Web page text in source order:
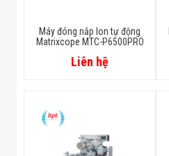
Máy đóng nắp lon tự động
Matrixcope MTC-P6500PRO
Liên hệ